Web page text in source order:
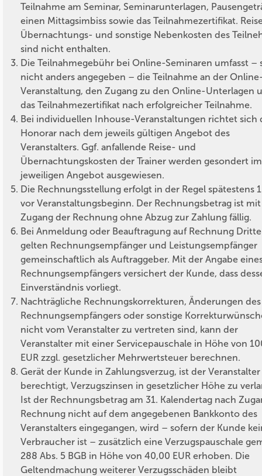
Teilnahme am Seminar, Seminarunterlagen,
einen Mittagsimbiss sowie das Teilnahmezertifikat.
Übernachtungs- und sonstige Nebenkosten des
sind nicht enthalten.
Die Teilnahmegebühr bei Online-Seminaren umfasst –
nicht anders angegeben – die Teilnahme an der
Veranstaltung, den Zugang zu den Online-Unterlagen
das Teilnahmezertifikat nach erfolgreicher Teilnahme.
Bei individuellen Inhouse-Veranstaltungen richtet sich
Honorar nach dem jeweils gültigen Angebot des
Veranstalters. Ggf. anfallende Reise- und
Übernachtungskosten der Trainer werden gesondert im
jeweiligen Angebot ausgewiesen.
Die Rechnungsstellung erfolgt in der Regel spätestens
vor Veranstaltungsbeginn. Der Rechnungsbetrag ist mit
Zugang der Rechnung ohne Abzug zur Zahlung fällig.
Bei Anmeldung oder Beauftragung auf Rechnung
gelten Rechnungsempfänger und Leistungsempfänger
gemeinschaftlich als Auftraggeber. Mit der Angabe
Rechnungsempfängers versichert der Kunde, dass
Einverständnis vorliegt.
Nachträgliche Rechnungskorrekturen, Änderungen des
Rechnungsempfängers oder sonstige
nicht vom Veranstalter zu vertreten sind, kann der
Veranstalter mit einer Servicepauschale in Höhe von
EUR zzgl. gesetzlicher Mehrwertsteuer berechnen.
Gerät der Kunde in Zahlungsverzug, ist der Veranstalter
berechtigt, Verzugszinsen in gesetzlicher Höhe zu
Ist der Rechnungsbetrag am 31. Kalendertag nach
Rechnung nicht auf dem angegebenen Bankkonto des
Veranstalters eingegangen, wird – sofern der Kunde
Verbraucher ist – zusätzlich eine Verzugspauschale
288 Abs. 5 BGB in Höhe von 40,00 EUR erhoben. Die
Geltendmachung weiterer Verzugsschäden bleibt